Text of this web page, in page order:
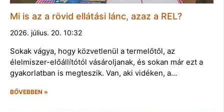
Mi is az a rövid ellátási lánc, azaz a REL?
2026. július. 20. 10:32
Sokak vágya, hogy közvetlenül a termelőtől, az
élelmiszer-előállítótól vásároljanak, és sokan már ezt a
gyakorlatban is megteszik. Van, aki vidéken, a…
BŐVEBBEN »